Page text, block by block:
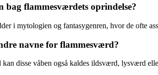
bag flammesværdets oprindelse?
i mytologien og fantasygenren, hvor de ofte
navne for flammesværd?
disse våben også kaldes ildsværd, lysværd